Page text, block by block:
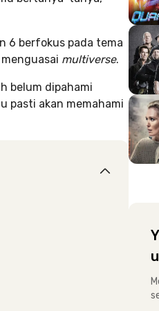
6 berfokus pada tema
multiverse.
belum dipahami
pasti akan memahami